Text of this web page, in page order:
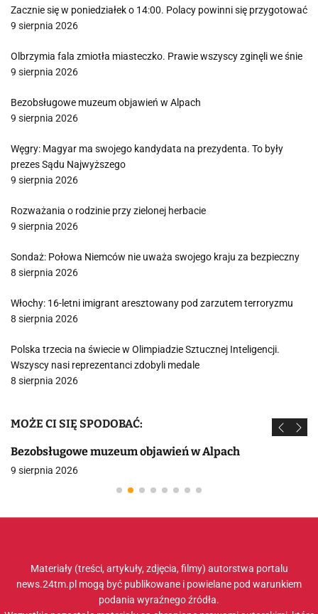
Zacznie się w poniedziałek o 14:00. Polacy powinni się przygotować
9 sierpnia 2026
Olbrzymia fala zmiotła miasteczko. Prawie wszyscy zginęli we śnie
9 sierpnia 2026
Bezobsługowe muzeum objawień w Alpach
9 sierpnia 2026
Węgry: Magyar ma swojego kandydata na prezydenta. To były
prezes Sądu Najwyższego
9 sierpnia 2026
Rozważania o rodzinie przy zielonej herbacie
9 sierpnia 2026
Sondaż: Połowa Niemców nie uważa swojego kraju za bezpieczny
8 sierpnia 2026
Włochy: 16-letni imigrant aresztowany pod zarzutem terroryzmu
8 sierpnia 2026
Polska trzecia na świecie w Olimpiadzie Sztucznej Inteligencji.
Wszyscy nasi reprezentanci zdobyli medale
8 sierpnia 2026
MOŻE CI SIĘ SPODOBAĆ:
Bezobsługowe muzeum objawień w Alpach
9 sierpnia 2026
Materiały (treści, artykuły, zdjęcia, filmy) autorstwa portalu
news.24tm.pl mogą być publikowane i powielane pod warunkiem
podania wyraźnego źródła.